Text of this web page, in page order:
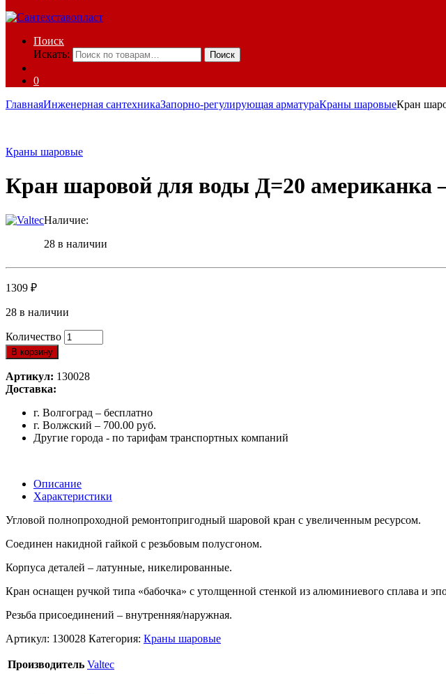
Поиск
Искать:
Поиск
0
ГлавнаяИнженерная сантехникаЗапорно-регулирующая арматураКраны шаровыеКран
Краны шаровые
Кран шаровой для воды Д=20 американка
Наличие:
28 в наличии
1309 ₽
28 в наличии
Количество
В корзину
Артикул: 130028
Доставка:
г. Волгоград – бесплатно
г. Волжский – 700.00 руб.
Другие города - по тарифам транспортных компаний
Описание
Характеристики
Угловой полнопроходной ремонтопригодный шаровой кран с увеличенным ресурсом.
Соединен накидной гайкой с резьбовым полусгоном.
Корпуса деталей – латунные, никелированные.
Кран оснащен ручкой типа «бабочка» с утолщенной стенкой из алюминиевого сплава и
Резьба присоединений – внутренняя/наружная.
Артикул: 130028 Категория: Краны шаровые
Производитель Valtec